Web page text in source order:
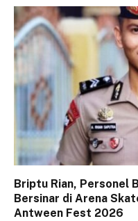
Briptu Rian, Personel
Bersinar di Arena
Antween Fest 2026